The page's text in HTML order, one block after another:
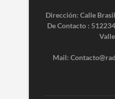
Dirección: Calle
De Contacto :
Mail: